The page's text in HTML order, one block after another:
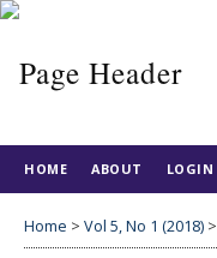
HOME ABOUT LOGIN
Home > Vol 5, No 1 (2018) >